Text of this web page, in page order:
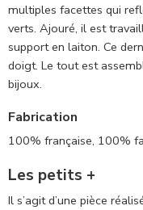
multiples facettes qui
verts. Ajouré, il est
support en laiton. Ce
doigt. Le tout est
bijoux.
Fabrication
100% française, 100%
Les petits +
Il s’agit d’une pièce